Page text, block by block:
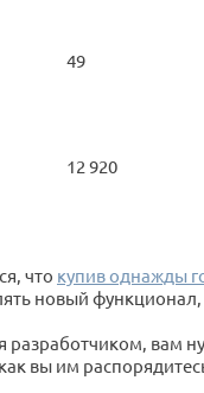
49
12 920
что купив однажды
новый
разработчиком, вам
вы им